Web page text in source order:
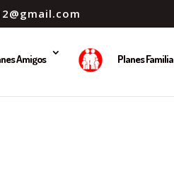
Amigos Planes Familia